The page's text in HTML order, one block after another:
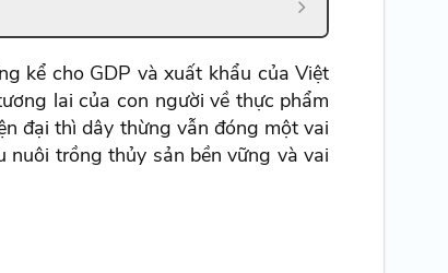
kể cho GDP và xuất khẩu của Việt
lai của con người về thực phẩm
đại thì dây thừng vẫn đóng một vai
trồng thủy sản bền vững và vai